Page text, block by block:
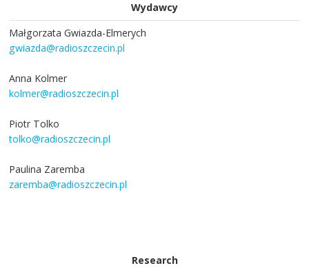
Wydawcy
Małgorzata Gwiazda-Elmerych
gwiazda@radioszczecin.pl
Anna Kolmer
kolmer@radioszczecin.pl
Piotr Tolko
tolko@radioszczecin.pl
Paulina Zaremba
zaremba@radioszczecin.pl
Research